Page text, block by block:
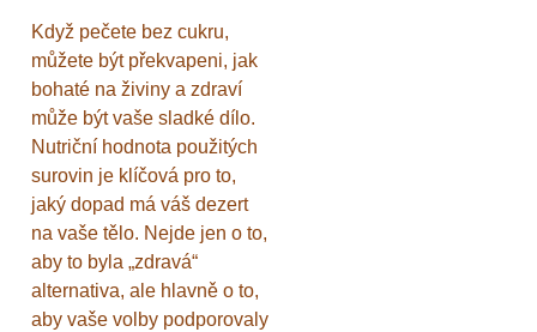
Když pečete bez cukru,
můžete být překvapeni, jak
bohaté na živiny a zdraví
může být vaše sladké dílo.
Nutriční hodnota použitých
surovin je klíčová pro to,
jaký dopad má váš dezert
na vaše tělo. Nejde jen o to,
aby to byla „zdravá“
alternativa, ale hlavně o to,
aby vaše volby podporovaly